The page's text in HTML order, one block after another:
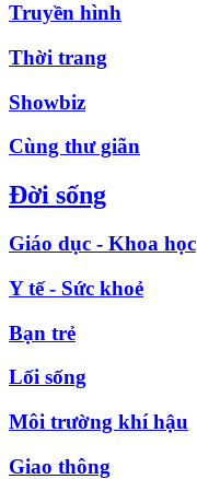
Truyền hình
Thời trang
Showbiz
Cùng thư giãn
Đời sống
Giáo dục - Khoa học
Y tế - Sức khoẻ
Bạn trẻ
Lối sống
Môi trường khí hậu
Giao thông